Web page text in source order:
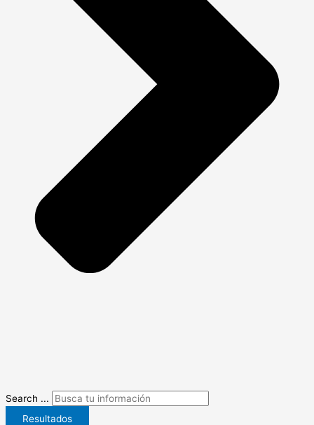
Search ...
Resultados